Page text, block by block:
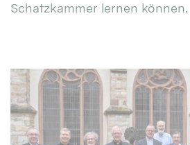
Schatzkammer lernen können.